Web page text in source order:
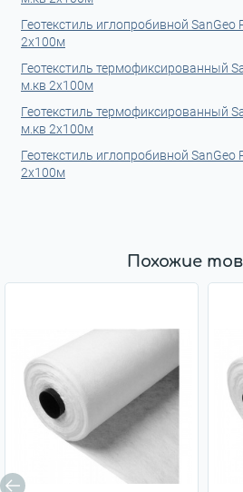
Геотекстиль иглопробивной SanGeo
2x100м
Геотекстиль термофиксированный
м.кв 2x100м
Геотекстиль термофиксированный
м.кв 2x100м
Геотекстиль иглопробивной SanGeo
2x100м
Похожие